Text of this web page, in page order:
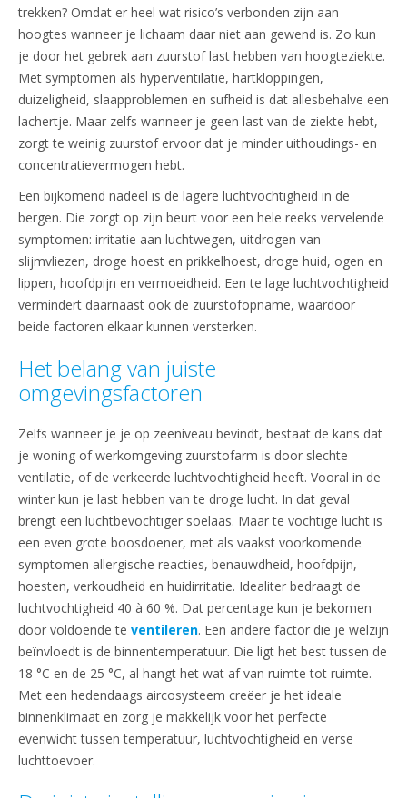
trekken? Omdat er heel wat risico’s verbonden zijn aan
hoogtes wanneer je lichaam daar niet aan gewend is. Zo kun
je door het gebrek aan zuurstof last hebben van hoogteziekte.
Met symptomen als hyperventilatie, hartkloppingen,
duizeligheid, slaapproblemen en sufheid is dat allesbehalve een
lachertje. Maar zelfs wanneer je geen last van de ziekte hebt,
zorgt te weinig zuurstof ervoor dat je minder uithoudings- en
concentratievermogen hebt.
Een bijkomend nadeel is de lagere luchtvochtigheid in de
bergen. Die zorgt op zijn beurt voor een hele reeks vervelende
symptomen: irritatie aan luchtwegen, uitdrogen van
slijmvliezen, droge hoest en prikkelhoest, droge huid, ogen en
lippen, hoofdpijn en vermoeidheid. Een te lage luchtvochtigheid
vermindert daarnaast ook de zuurstofopname, waardoor
beide factoren elkaar kunnen versterken.
Het belang van juiste
omgevingsfactoren
Zelfs wanneer je je op zeeniveau bevindt, bestaat de kans dat
je woning of werkomgeving zuurstofarm is door slechte
ventilatie, of de verkeerde luchtvochtigheid heeft. Vooral in de
winter kun je last hebben van te droge lucht. In dat geval
brengt een luchtbevochtiger soelaas. Maar te vochtige lucht is
een even grote boosdoener, met als vaakst voorkomende
symptomen allergische reacties, benauwdheid, hoofdpijn,
hoesten, verkoudheid en huidirritatie. Idealiter bedraagt de
luchtvochtigheid 40 à 60 %. Dat percentage kun je bekomen
door voldoende te ventileren. Een andere factor die je welzijn
beïnvloedt is de binnentemperatuur. Die ligt het best tussen de
18 °C en de 25 °C, al hangt het wat af van ruimte tot ruimte.
Met een hedendaags aircosysteem creëer je het ideale
binnenklimaat en zorg je makkelijk voor het perfecte
evenwicht tussen temperatuur, luchtvochtigheid en verse
luchttoevoer.